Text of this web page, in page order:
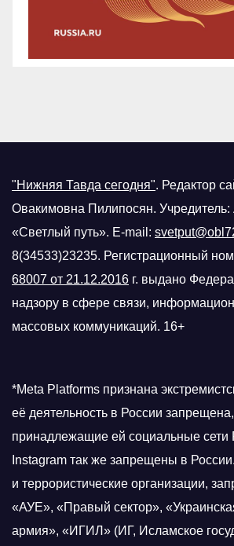
"Нижняя Тавда сегодня". Редактор
Овакимовна Пилипосян.
«Светлый путь». E-mail:
8(34533)23235. Регистрационный
68007 от 21.12.2016 г. выдано
надзору в сфере связи,
массовых коммуникаций. 16+
*Meta Platforms признана
её деятельность в России
принадлежащие ей социальные сети
Instagram так же запрещены в
и террористические организации,
«АУЕ», «Правый сектор»,
армия», «ИГИЛ» (ИГ, Исламское